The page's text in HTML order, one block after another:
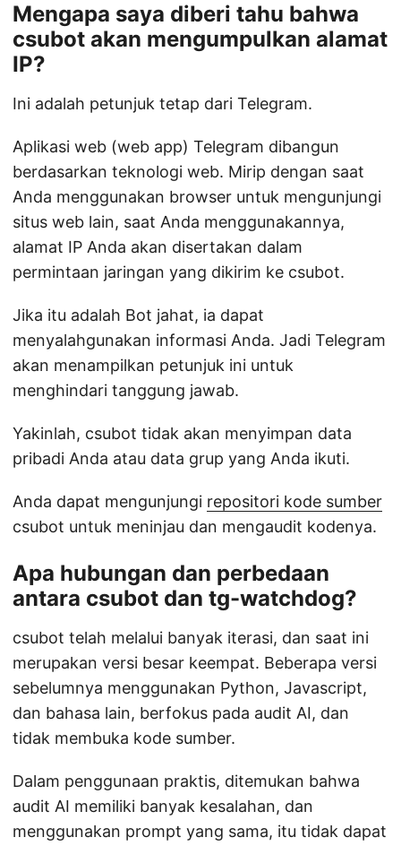
Mengapa saya diberi tahu bahwa
csubot akan mengumpulkan alamat
IP?
Ini adalah petunjuk tetap dari Telegram.
Aplikasi web (web app) Telegram dibangun
berdasarkan teknologi web. Mirip dengan saat
Anda menggunakan browser untuk mengunjungi
situs web lain, saat Anda menggunakannya,
alamat IP Anda akan disertakan dalam
permintaan jaringan yang dikirim ke csubot.
Jika itu adalah Bot jahat, ia dapat
menyalahgunakan informasi Anda. Jadi Telegram
akan menampilkan petunjuk ini untuk
menghindari tanggung jawab.
Yakinlah, csubot tidak akan menyimpan data
pribadi Anda atau data grup yang Anda ikuti.
Anda dapat mengunjungi repositori kode sumber
csubot untuk meninjau dan mengaudit kodenya.
Apa hubungan dan perbedaan
antara csubot dan tg-watchdog?
csubot telah melalui banyak iterasi, dan saat ini
merupakan versi besar keempat. Beberapa versi
sebelumnya menggunakan Python, Javascript,
dan bahasa lain, berfokus pada audit AI, dan
tidak membuka kode sumber.
Dalam penggunaan praktis, ditemukan bahwa
audit AI memiliki banyak kesalahan, dan
menggunakan prompt yang sama, itu tidak dapat